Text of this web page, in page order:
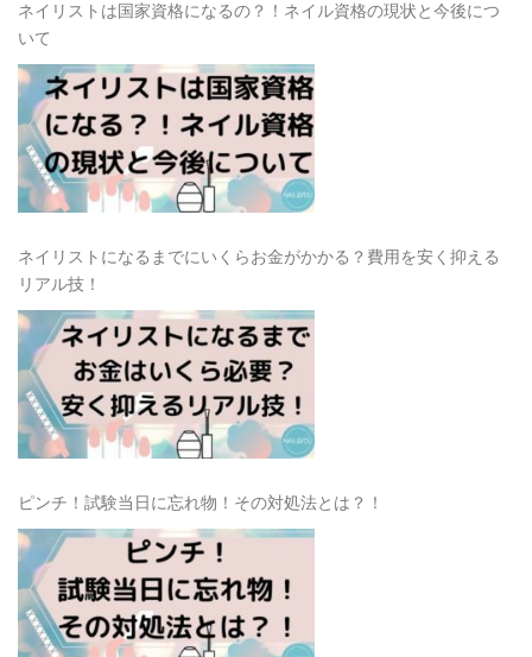
ネイリストは国家資格になるの？！ネイル資格の現状と今後につ
いて
ネイリストになるまでにいくらお金がかかる？費用を安く抑える
リアル技！
ピンチ！試験当日に忘れ物！その対処法とは？！